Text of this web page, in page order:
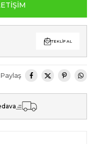
TEKLIF AL
Paylaş